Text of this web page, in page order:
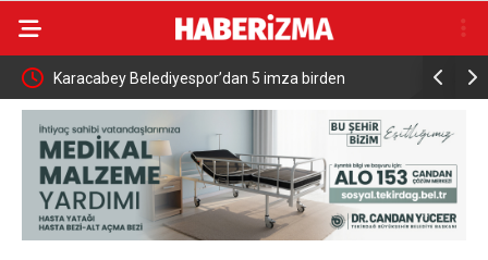
imza birden KTÜ Millî Teknoloji Atölyesi Kapılarını Açtı